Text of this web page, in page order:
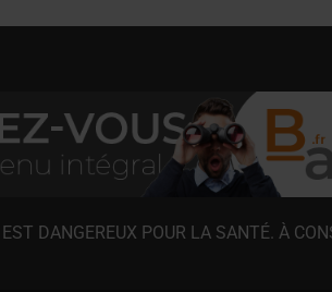
EST DANGEREUX POUR LA SANTÉ. À